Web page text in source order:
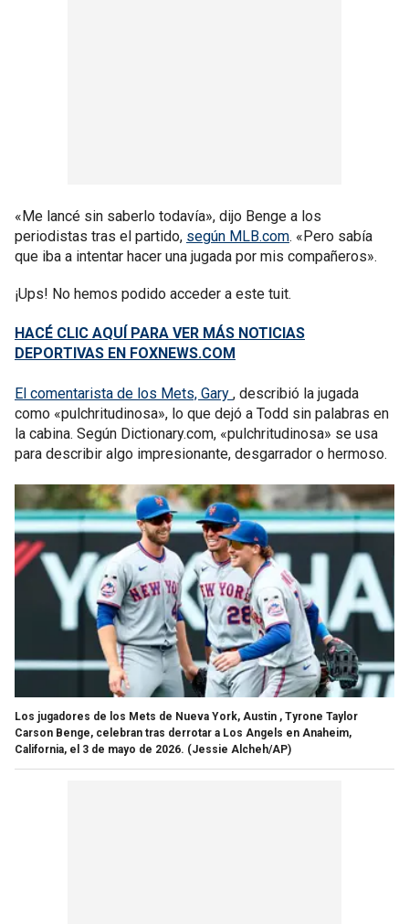
«Me lancé sin saberlo todavía», dijo Benge a los
periodistas tras el partido, según MLB.com. «Pero sabía
que iba a intentar hacer una jugada por mis compañeros».
¡Ups! No hemos podido acceder a este tuit.
HACÉ CLIC AQUÍ PARA VER MÁS NOTICIAS
DEPORTIVAS EN FOXNEWS.COM
El comentarista de los Mets, Gary , describió la jugada
como «pulchritudinosa», lo que dejó a Todd sin palabras en
la cabina. Según Dictionary.com, «pulchritudinosa» se usa
para describir algo impresionante, desgarrador o hermoso.
Los jugadores de los Mets de Nueva York, Austin , Tyrone Taylor
Carson Benge, celebran tras derrotar a Los Angels en Anaheim,
California, el 3 de mayo de 2026. (Jessie Alcheh/AP)